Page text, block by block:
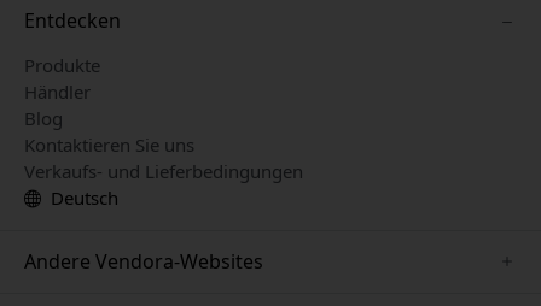
Entdecken
Produkte
Händler
Blog
Kontaktieren Sie uns
Verkaufs- und Lieferbedingungen
Deutsch
Andere Vendora-Websites